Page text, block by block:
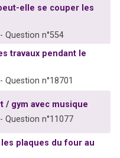
elle se couper les
Question n°554
travaux pendant le
Question n°18701
/ gym avec musique
Question n°11077
plaques du four au